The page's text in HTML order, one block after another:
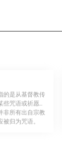
的是从基督教传
些咒语或祈愿语
非所有出自宗教
被归为咒语。